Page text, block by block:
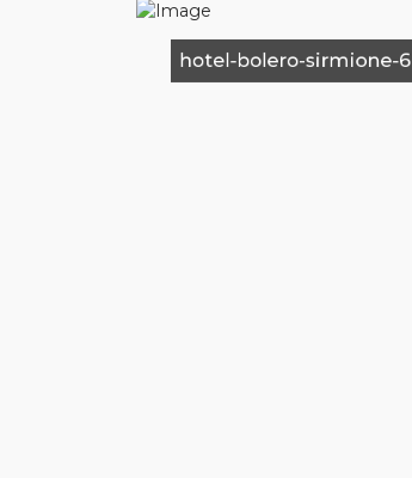
hotel-bolero-sirmione-6